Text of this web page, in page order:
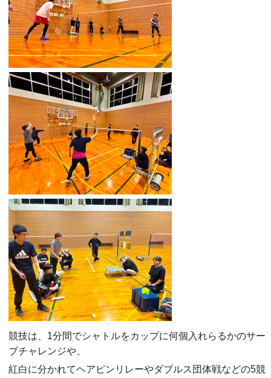
競技は、1分間でシャトルをカップに何個入れらるかのサー
ブチャレンジや、
紅白に分かれてヘアピンリレーやダブルス団体戦などの5競